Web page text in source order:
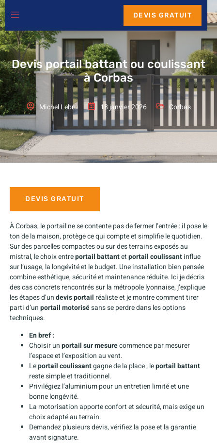
DEVIS GRATUIT
Devis portail battant ou coulissant
à Corbas
Michel Lebru 18 janvier 2026 Corbas
DEVIS GRATUIT
À Corbas, le portail ne se contente pas de fermer l’entrée : il pose le
ton de la maison, protège ce qui compte et simplifie le quotidien.
Sur des parcelles compactes ou sur des terrains exposés au
mistral, le choix entreportail battantetportail coulissantinflue
sur l’usage, la longévité et le budget. Une installation bien pensée
combine esthétique, sécurité et maintenance réduite. Ici je décris
des cas concrets rencontrés sur la métropole lyonnaise, j’explique
les étapes d’undevis portail réaliste et je montre comment tirer
parti d’unportail motorisésans se perdre dans les options
techniques.
En bref :
Choisir unportail sur mesurecommence par mesurer
l’espace et l’exposition au vent.
Leportail coulissantgagne de la place ; leportail battant
reste simple et traditionnel.
Privilégiez l’aluminium pour un entretien limité et une
bonne longévité.
La motorisation apporte confort et sécurité, mais exige un
choix adapté au terrain.
Demandez plusieurs devis, vérifiez la pose et la garantie
avant signature.